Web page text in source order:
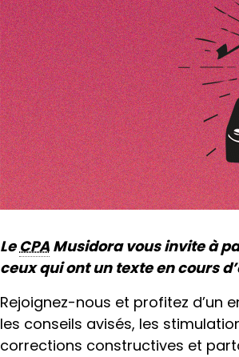
LeCPA Musidora vous invite à
ceux qui ont un texte en cours
Rejoignez-nous et profitez d’un
les conseils avisés, les
corrections constructives et